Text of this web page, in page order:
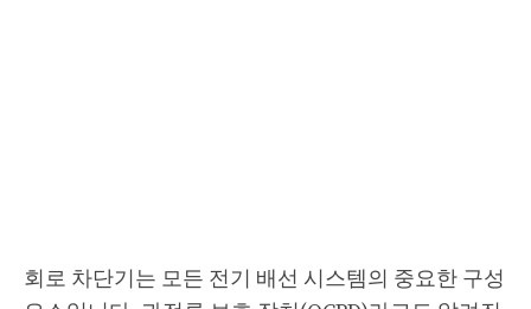
회로 차단기는 모든 전기 배선 시스템의 중요한 구성